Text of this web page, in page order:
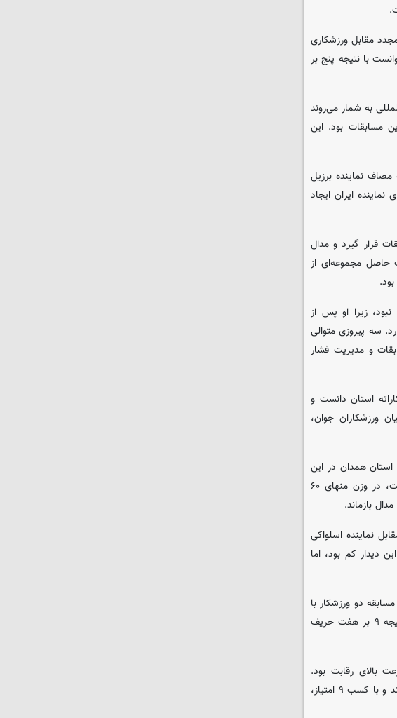
مقابل ورزشکاری
با نتیجه پنج بر
به شمار می‌روند
مسابقات بود. این
نماینده برزیل
ایران ایجاد
قرار گیرد و مدال
حاصل مجموعه‌ای از
زیرا او پس از
سه پیروزی متوالی
و مدیریت فشار
استان دانست و
ورزشکاران جوان،
همدان در این
مسابقات اشاره کرد و گفت: این ورزشکار که دانشجوی دانشگاه صنعتی همدان است، در وزن منهای ۶۰
بازماند.
نماینده اسلواکی
دیدار کم بود، اما
دو ورزشکار با
امتیازهای متعدد و رقابتی نزدیک همراه بود و اسماعیل‌خانی در نهایت توانست با نتیجه ۹ بر هفت حریف
و سرعت بالای رقابت بود.
اسماعیل‌خانی با وجود دریافت هفت امتیاز، توانست حملات بیشتری را به نتیجه برساند و با کسب ۹ امتیاز،